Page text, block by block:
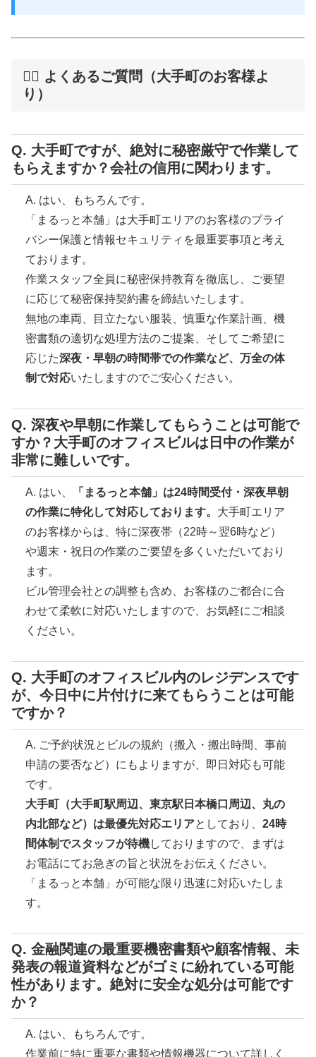
🙋‍♂️ よくあるご質問（大手町のお客様よ
り）
Q. 大手町ですが、絶対に秘密厳守で作業して
もらえますか？会社の信用に関わります。
A. はい、もちろんです。
「まるっと本舗」は大手町エリアのお客様のプライ
バシー保護と情報セキュリティを最重要事項と考え
ております。
作業スタッフ全員に秘密保持教育を徹底し、ご要望
に応じて秘密保持契約書を締結いたします。
無地の車両、目立たない服装、慎重な作業計画、機
密書類の適切な処理方法のご提案、そしてご希望に
応じた深夜・早朝の時間帯での作業など、万全の体
制で対応いたしますのでご安心ください。
Q. 深夜や早朝に作業してもらうことは可能で
すか？大手町のオフィスビルは日中の作業が
非常に難しいです。
A. はい、
「まるっと本舗」は24時間受付・深夜早朝
の作業に特化して対応しております。 大手町エリア
のお客様からは、特に深夜帯（22時～翌6時など）
や週末・祝日の作業のご要望を多くいただいており
ます。
ビル管理会社との調整も含め、お客様のご都合に合
わせて柔軟に対応いたしますので、お気軽にご相談
ください。
Q. 大手町のオフィスビル内のレジデンスです
が、今日中に片付けに来てもらうことは可能
ですか？
A. ご予約状況とビルの規約（搬入・搬出時間、事前
申請の要否など）にもよりますが、即日対応も可能
です。
大手町（大手町駅周辺、東京駅日本橋口周辺、丸の
内北部など）は最優先対応エリアとしており、 24時
間体制でスタッフが待機しておりますので、まずは
お電話にてお急ぎの旨と状況をお伝えください。
「まるっと本舗」が可能な限り迅速に対応いたしま
す。
Q. 金融関連の最重要機密書類や顧客情報、未
発表の報道資料などがゴミに紛れている可能
性があります。絶対に安全な処分は可能です
か？
A. はい、もちろんです。
作業前に特に重要な書類や情報機器について詳しく